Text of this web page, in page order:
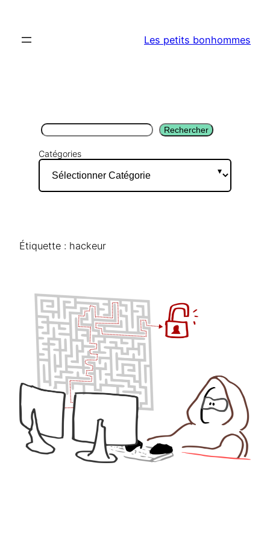
contenu
Les petits bonhommes
Rechercher Rechercher
Catégories
Étiquette : hackeur